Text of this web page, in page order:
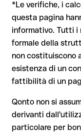
valida.
Dal 9 ottobre 2025,
tua banca verifica la
beneficiarioe te lo
pagamento, la
Consiglio
: chiedi al
Il tuo istituto avvia
Il rimborso non è
destinatario ha già
Per i bonifici
molto più
bonifici SEPA in
tua banca verifica la
beneficiario. Se i dati
*Le verifiche, i
questa pagina
informativo. Tutti i
formale della
non costituiscono
esistenza di un
fattibilità di un
Qonto non si
derivanti
particolare per